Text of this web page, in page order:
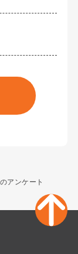
アンケート